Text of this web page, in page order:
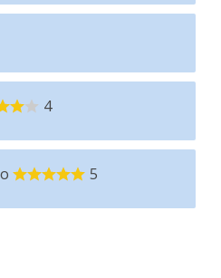
4
5